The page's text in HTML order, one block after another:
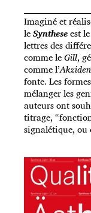
Imaginé et
leSyntheseest
lettres des
comme leGill,
comme l’
fonte. Les
mélanger les
auteurs ont
titrage,
signalétique,